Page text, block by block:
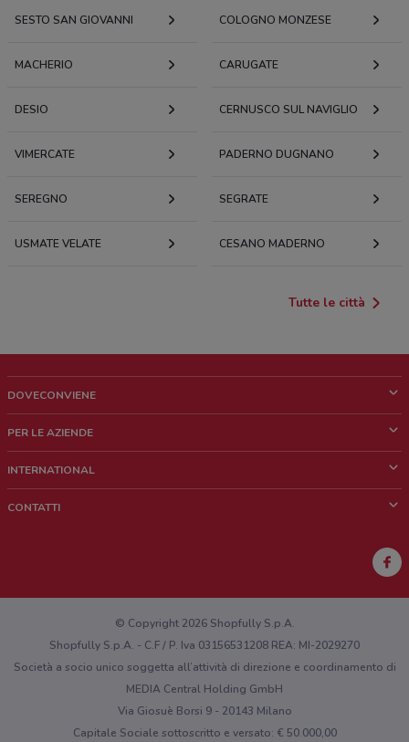
SESTO SAN GIOVANNI COLOGNO MONZESE
MACHERIO CARUGATE
DESIO CERNUSCO SUL NAVIGLIO
VIMERCATE PADERNO DUGNANO
SEREGNO SEGRATE
USMATE VELATE CESANO MADERNO
Tutte le città
DOVECONVIENE
Chi siamo
Lavora con noi
PER LE AZIENDE
Richieste commerciali e marketing
INTERNATIONAL
CONTATTI
Hai un malfunzionamento sul web o sull'app?
© Copyright 2026 Shopfully S.p.A.
Shopfully S.p.A. - C.F / P. Iva 03156531208 REA: MI-2029270
Società a socio unico soggetta all’attività di direzione e coordinamento di
MEDIA Central Holding GmbH
Via Giosuè Borsi 9 - 20143 Milano
Capitale Sociale sottoscritto e versato: € 50.000,00